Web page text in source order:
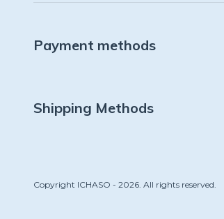
Payment methods
Shipping Methods
Copyright ICHASO - 2026. All rights reserved.